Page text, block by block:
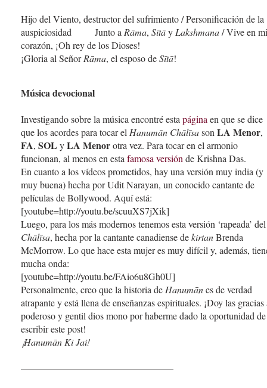
Hijo del Viento, destructor del sufrimiento / Personificación de la
auspiciosidad Junto a Rāma, Sītāy Lakshmana/ Vive en mi
corazón, ¡Oh rey de los Dioses!
¡Gloria al SeñorRāma, el esposo deSītā!
Música devocional
Investigando sobre la música encontré estapáginaen que se dice
que los acordes para tocar elHanumān ChālīsasonLA Menor,
FA, SOL yLA Menorotra vez. Para tocar en el armonio
funcionan, al menos en estafamosa versiónde Krishna Das.
En cuanto a los vídeos prometidos, hay una versión muy india (y
muy buena) hecha por Udit Narayan, un conocido cantante de
películas de Bollywood. Aquí está:
[youtube=http://youtu.be/scuuXS7jXik]
Luego, para los más modernos tenemos esta versión ‘rapeada’ del
Chālīsa, hecha por la cantante canadiense dekirtanBrenda
McMorrow. Lo que hace esta mujer es muy difícil y, además,
mucha onda:
[youtube=http://youtu.be/FAio6u8Gh0U]
Personalmente, creo que la historia deHanumānes de verdad
atrapante y está llena de enseñanzas espirituales. ¡Doy las gracias
poderoso y gentil dios mono por haberme dado la oportunidad de
escribir este post!
¡Hanumān Ki Jai!
————————————————